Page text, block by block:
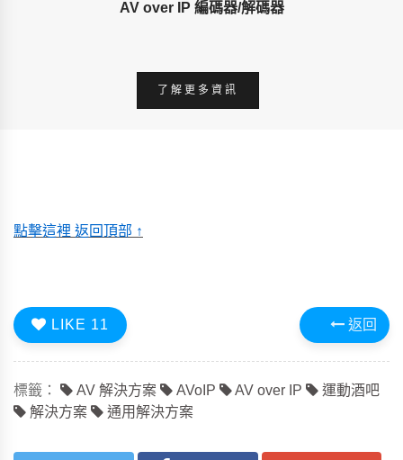
AV over IP 編碼器/解碼器
了解更多資訊
點擊這裡 返回頂部 ↑
返回
LIKE 11
標籤： AV 解決方案 AVoIP AV over IP
運動酒吧
解決方案
通用解決方案